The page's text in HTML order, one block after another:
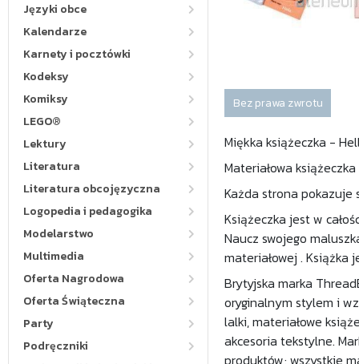
Języki obce
Kalendarze
Karnety i pocztówki
Kodeksy
Komiksy
LEGO®
Lektury
Literatura
Literatura obcojęzyczna
Logopedia i pedagogika
Modelarstwo
Multimedia
Oferta Nagrodowa
Oferta Świąteczna
Party
Podręczniki
Bez prawa zwrotu
Miękka książeczka -
Materiałowa
Każda strona pokazuje
Książeczka jest w
Naucz swojego
materiałowej .
Brytyjska marka
oryginalnym stylem i
lalki, materiałowe
akcesoria tekstylne.
produktów; wszystkie